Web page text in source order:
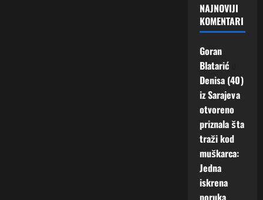
NAJNOVIJI
KOMENTARI
Goran
Blatarić
Denisa (40)
iz Sarajeva
otvoreno
priznala šta
traži kod
muškarca:
Jedna
iskrena
poruka